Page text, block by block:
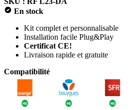
En stock
Kit complet et personnalisable
Installation facile Plug&Play
Certificat CE!
Livraison rapide et gratuite
Compatibilité